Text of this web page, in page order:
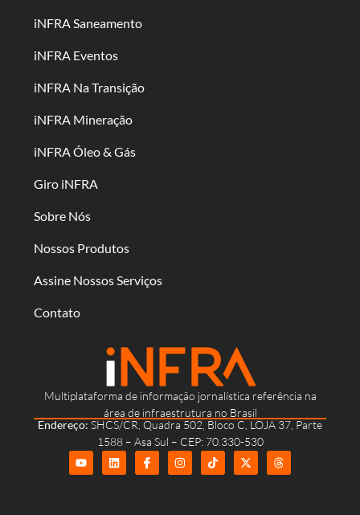
Multiplataforma de informação jornalística referência na
área de infraestrutura no Brasil
Endereço: SHCS/CR, Quadra 502, Bloco C, LOJA 37, Parte
1588 – Asa Sul – CEP: 70.330-530
iNFRA Saneamento
iNFRA Eventos
iNFRA Na Transição
iNFRA Mineração
iNFRA Óleo & Gás
Giro iNFRA
Sobre Nós
Nossos Produtos
Assine Nossos Serviços
Contato